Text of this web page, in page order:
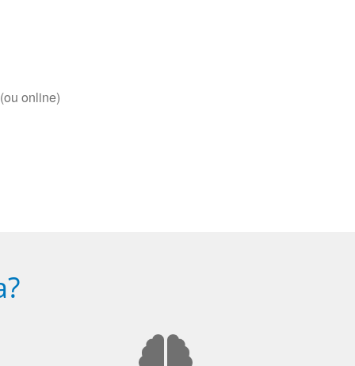
online)